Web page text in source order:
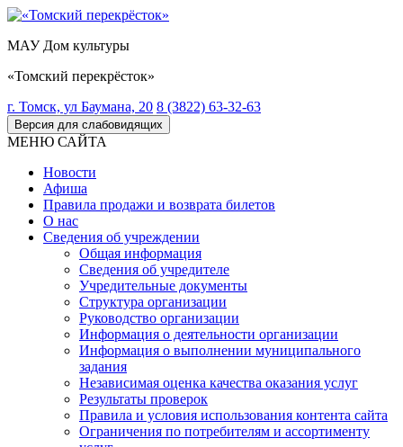
МАУ Дом культуры
«Томский перекрёсток»
г. Томск, ул Баумана, 20 8 (3822) 63-32-63
Версия для слабовидящих
МЕНЮ САЙТА
Новости
Афиша
Правила продажи и возврата билетов
О нас
Сведения об учреждении
Общая информация
Сведения об учредителе
Учредительные документы
Структура организации
Руководство организации
Информация о деятельности организации
Информация о выполнении муниципального
задания
Независимая оценка качества оказания услуг
Результаты проверок
Правила и условия использования контента сайта
Ограничения по потребителям и ассортименту